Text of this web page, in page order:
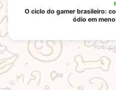
O ciclo do gamer brasileiro:
ódio em
rodape